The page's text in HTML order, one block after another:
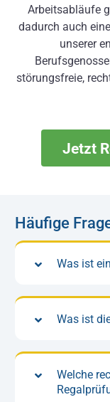
Arbeitsabläufe
dadurch auch
unserer
störungsfreie,
Jetzt
Häufige
Was ist
Was ist
Welche